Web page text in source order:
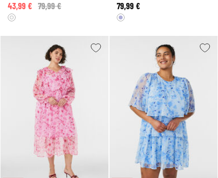
Price reduced from
79,99 €
43,99 € 79,99 €